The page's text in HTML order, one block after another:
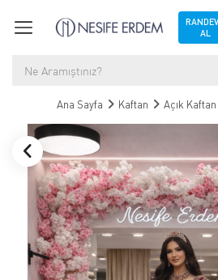
AL
Ana Sayfa Kaftan Açık Kaftan